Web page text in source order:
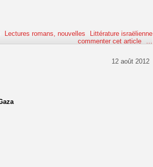
Lectures romans, nouvelles
Littérature israëlienne
commenter cet article
…
12 août 2012